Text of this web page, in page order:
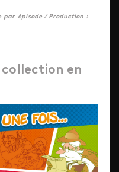
par épisode / Production :
en